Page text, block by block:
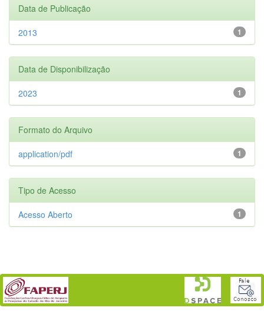
Data de Publicação
1
2013
Data de Disponibilização
1
2023
Formato do Arquivo
1
application/pdf
Tipo de Acesso
1
Acesso Aberto